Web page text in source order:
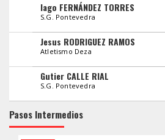
Iago FERNÁNDEZ TORRES
S.G. Pontevedra
Jesus RODRIGUEZ RAMOS
Atletismo Deza
Gutier CALLE RIAL
S.G. Pontevedra
Pasos Intermedios